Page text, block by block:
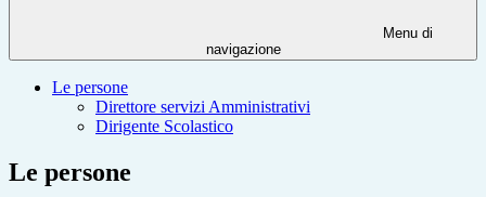
Menu di
navigazione
Le persone
Direttore servizi Amministrativi
Dirigente Scolastico
Le persone